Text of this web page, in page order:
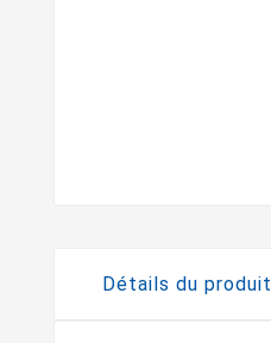
Détails du produit